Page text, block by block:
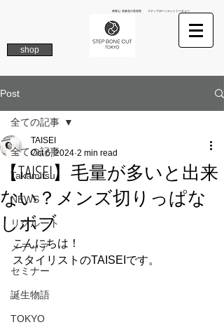
南青山 表参道の美容院 ステップボーンカットトーキョー
shop
Post
全ての記事
Takamitsu
NEWS
リクルート
メディア
セミナー
誕生物語
TOKYO
全ての記事
【TAISEI】毛量が多いと出来
ない？メンズ切りっぱな
しボブ
TAISEI
Oct 6, 2024 2 min read
こんにちは！
スタイリストのTAISEIです。